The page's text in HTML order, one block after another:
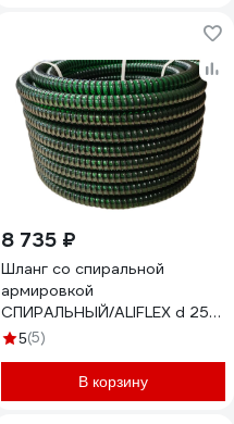
8 735 ₽
Шланг со спиральной
армировкой
СПИРАЛЬНЫЙ/ALIFLEX d 25
мм (1"), 25 м GLQ ДжиЭлКью
5(5)
В корзину